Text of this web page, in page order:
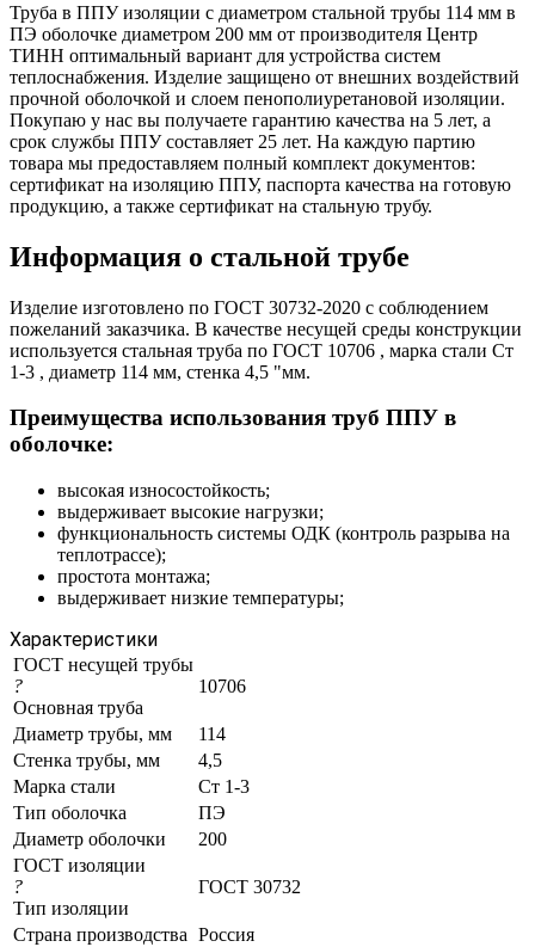
Труба в ППУ изоляции с диаметром стальной трубы 114 мм в
ПЭ оболочке диаметром 200 мм от производителя Центр
ТИНН оптимальный вариант для устройства систем
теплоснабжения. Изделие защищено от внешних воздействий
прочной оболочкой и слоем пенополиуретановой изоляции.
Покупаю у нас вы получаете гарантию качества на 5 лет, а
срок службы ППУ составляет 25 лет. На каждую партию
товара мы предоставляем полный комплект документов:
сертификат на изоляцию ППУ, паспорта качества на готовую
продукцию, а также сертификат на стальную трубу.
Информация о стальной трубе
Изделие изготовлено по ГОСТ 30732-2020 с соблюдением
пожеланий заказчика. В качестве несущей среды конструкции
используется стальная труба по ГОСТ 10706 , марка стали Ст
1-3 , диаметр 114 мм, стенка 4,5 "мм.
Преимущества использования труб ППУ в
оболочке:
высокая износостойкость;
выдерживает высокие нагрузки;
функциональность системы ОДК (контроль разрыва на
теплотрассе);
простота монтажа;
выдерживает низкие температуры;
Характеристики
ГОСТ несущей трубы
?
Основная труба
10706
Диаметр трубы, мм
114
Стенка трубы, мм
4,5
Марка стали
Ст 1-3
Тип оболочка
ПЭ
Диаметр оболочки
200
ГОСТ изоляции
?
Тип изоляции
ГОСТ 30732
Страна производства Россия